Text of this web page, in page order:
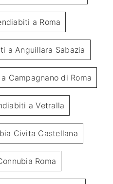
a Roma
a Anguillara Sabazia
Campagnano di Roma
a Vetralla
Civita Castellana
Roma